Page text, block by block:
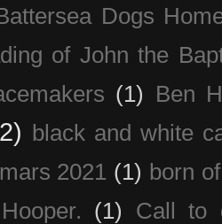
Dogs
of John the
(1) Ben
black and white
2021 (1) born
(1)
Call to